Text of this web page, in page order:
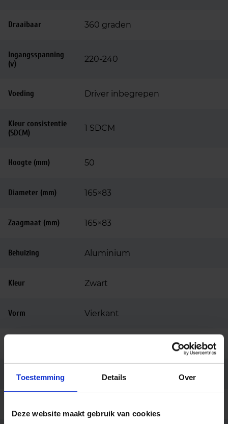
Toestemming Details Over
Deze website maakt gebruik van cookies
Draaibaar 360 graden
Ingangsspanning
(v)
220-240
Voeding Driver inbegrepen
Kleur consistentie
(SDCM)
1 SDCM
Hoogte (mm) 50
Diameter (mm) 165×83
Zaagmaat (mm) 165×83
Behuizing Aluminium
Kleur Zwart
Vorm Vierkant
Aansluiting Insteekconnector